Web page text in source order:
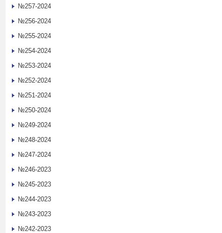
№257-2024
№256-2024
№255-2024
№254-2024
№253-2024
№252-2024
№251-2024
№250-2024
№249-2024
№248-2024
№247-2024
№246-2023
№245-2023
№244-2023
№243-2023
№242-2023